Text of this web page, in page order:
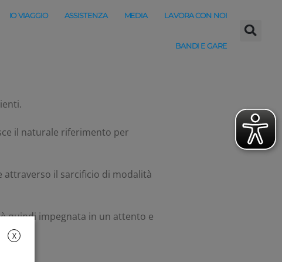
IO VIAGGIO ASSISTENZA MEDIA LAVORA CON NOI
BANDI E GARE
il naturale riferimento per
attraverso il sarcificio di modalità
quindi impegnata in un attento e
X